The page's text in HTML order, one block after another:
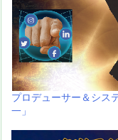
プロデューサー＆シス
一」